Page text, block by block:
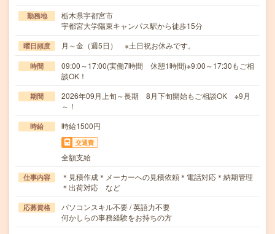
勤務地
栃木県宇都宮市
宇都宮大学陽東キャンパス駅から徒歩15分
曜日頻度 月～金（週5日） ※土日祝お休みです。
時間
09:00～17:00(実働7時間 休憩1時間)※9:00～17:30もご相
談OK！
期間
2026年09月上旬～長期 8月下旬開始もご相談OK ※9月
～！
時給 時給1500円
交通費
全額支給
仕事内容
＊見積作成＊メーカーへの見積依頼＊電話対応＊納期管理
＊出荷対応 など
応募資格
パソコンスキル不要 / 英語力不要
何かしらの事務経験をお持ちの方